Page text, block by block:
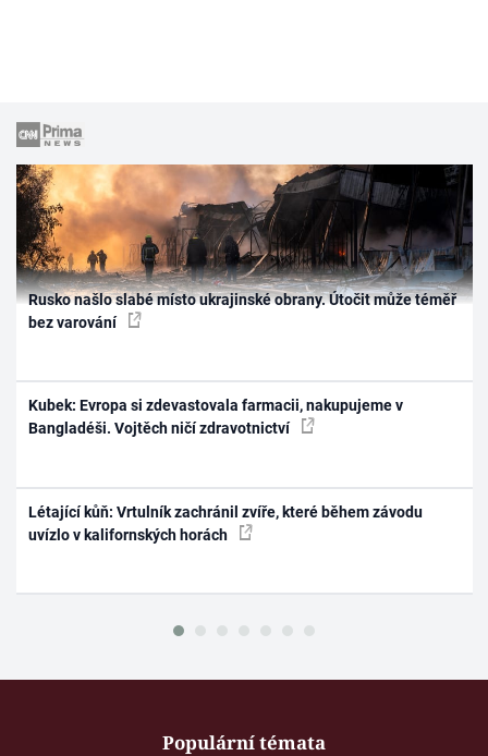
Rusko našlo slabé místo ukrajinské obrany. Útočit může téměř
bez varování
Kubek: Evropa si zdevastovala farmacii, nakupujeme v
Bangladéši. Vojtěch ničí zdravotnictví
Létající kůň: Vrtulník zachránil zvíře, které během závodu
uvízlo v kalifornských horách
Populární témata